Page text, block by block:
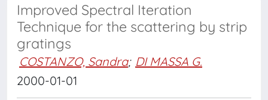
Improved Spectral Iteration
Technique for the scattering by strip
gratings
COSTANZO, Sandra; DI MASSA G.
2000-01-01